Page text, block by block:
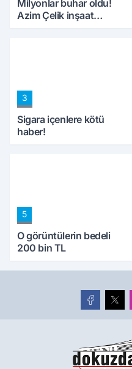
Milyonlar buhar oldu!
Azim Çelik inşaat
3
Sigara içenlere kötü
haber!
5
O görüntülerin bedeli
200 bin TL